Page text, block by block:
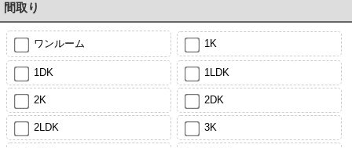
間取り
ワンルーム 1K
1DK 1LDK
2K 2DK
2LDK 3K